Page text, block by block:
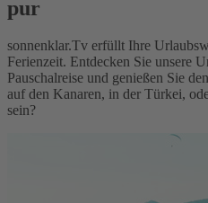
pur
sonnenklar.Tv erfüllt Ihre
Ferienzeit. Entdecken Sie unsere
Pauschalreise und genießen Sie
auf den Kanaren, in der Türkei,
sein?